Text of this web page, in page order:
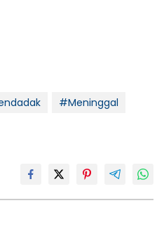
#Meninggal